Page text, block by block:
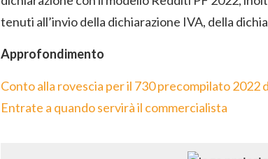
tenuti all’invio della dichiarazione IVA, della
Approfondimento
Conto alla rovescia per il 730 precompilato 2022
Entrate a quando servirà il commercialista